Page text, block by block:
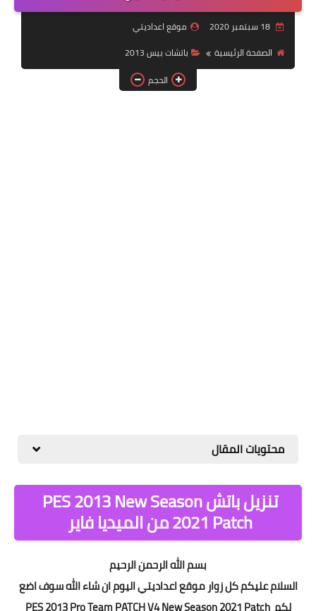
بلايستيشن PS2
18 سبتمبر 2020
موقع اعداديتي
الصفحة الرئيسية
باتشات بيس 2013
الحجم
محتويات المقال
تنزيل باتش PES 2013 New Season
2021 Patch من الميديا فاير
بسم الله الرحمن الرحيم
السلام عليكم كل زوار موقع اعداديتي اليوم ان شاء الله سوف اضع